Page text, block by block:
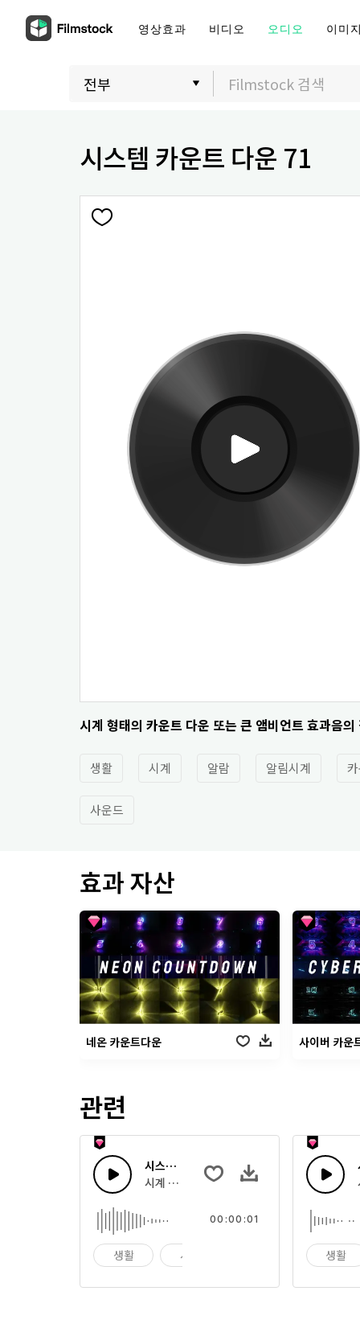
영상효과 비디오 오디오 이미
시스템 카운트 다운 71
시계 형태의 카운트 다운 또는 큰 앰비언트 효과음의
생활 시계 알람 알림시계
사운드
효과 자산
네온 카운트다운 사이버 카운
관련
시스템 카운트 다운 27
시계 형태의 카운트 다운 또는 큰 앰비언트 효
생활 시계
00:00:01
생활